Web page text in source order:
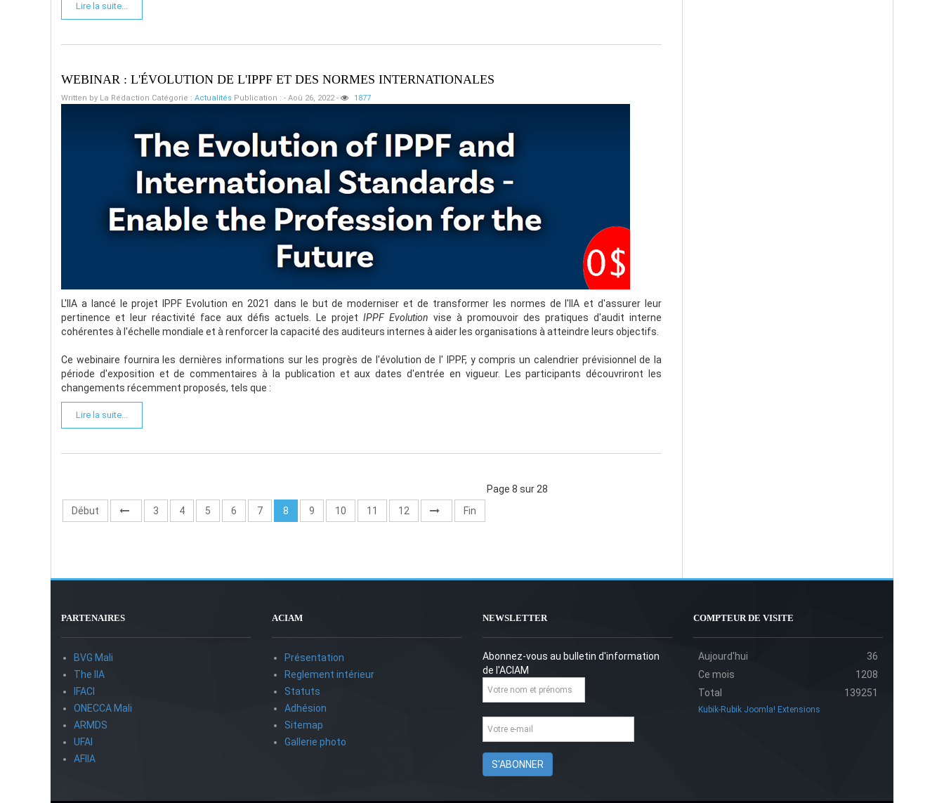
Lire la suite...
WEBINAR : L'ÉVOLUTION DE L'IPPF ET DES NORMES INTERNATIONALES
Written by La Rédaction Catégorie : Actualités Publication : - Aoû 26, 2022 - 1877
L'IIA a lancé le projet IPPF Evolution en 2021 dans le but de moderniser et de transformer les normes de l'IIA et d'assurer leur
pertinence et leur réactivité face aux défis actuels. Le projet IPPF Evolution vise à promouvoir des pratiques d'audit interne
cohérentes à l'échelle mondiale et à renforcer la capacité des auditeurs internes à aider les organisations à atteindre leurs objectifs.
Ce webinaire fournira les dernières informations sur les progrès de l'évolution de l' IPPF, y compris un calendrier prévisionnel de la
période d'exposition et de commentaires à la publication et aux dates d'entrée en vigueur. Les participants découvriront les
changements récemment proposés, tels que :
Lire la suite...
Page 8 sur 28
Début
3 4 5 6 7 8 9 10 11 12 Fin
PARTENAIRES
BVG Mali
The IIA
IFACI
ONECCA Mali
ARMDS
UFAI
AFIIA
ACIAM
Présentation
Reglement intérieur
Statuts
Adhésion
Sitemap
Gallerie photo
NEWSLETTER
Abonnez-vous au bulletin d'information
de l'ACIAM
COMPTEUR DE VISITE
Aujourd'hui
36
Ce mois
1208
Total
139251
Kubik-Rubik Joomla! Extensions